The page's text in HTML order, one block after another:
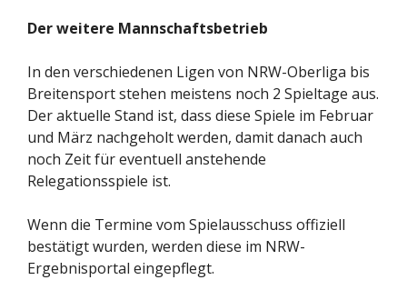
Der weitere Mannschaftsbetrieb
In den verschiedenen Ligen von NRW-Oberliga bis
Breitensport stehen meistens noch 2 Spieltage aus.
Der aktuelle Stand ist, dass diese Spiele im Februar
und März nachgeholt werden, damit danach auch
noch Zeit für eventuell anstehende
Relegationsspiele ist.
Wenn die Termine vom Spielausschuss offiziell
bestätigt wurden, werden diese im NRW-
Ergebnisportal eingepflegt.